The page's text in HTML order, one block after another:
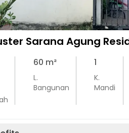
Sarana Agung
60 m²
L.
Bangunan
1
K.
Mandi